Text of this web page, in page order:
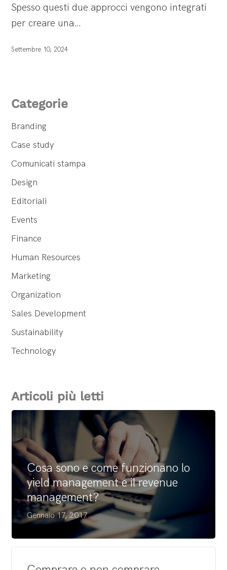
Spesso questi due approcci vengono integrati
per creare una…
Settembre 10, 2024
Categorie
Branding
Case study
Comunicati stampa
Design
Editoriali
Events
Finance
Human Resources
Marketing
Organization
Sales Development
Sustainability
Technology
Articoli più letti
Cosa sono e come funzionano lo
yield management e il revenue
management?
Gennaio 17, 2017